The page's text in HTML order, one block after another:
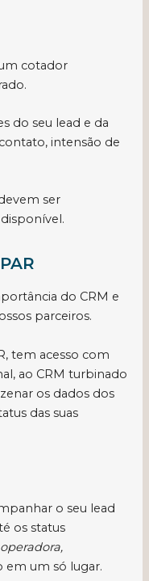
cotador
do seu lead e da
intensão de
ser
do CRM e
parceiros.
tem acesso com
ao CRM turbinado
os dados dos
das suas
o seu lead
os status
em um só lugar.